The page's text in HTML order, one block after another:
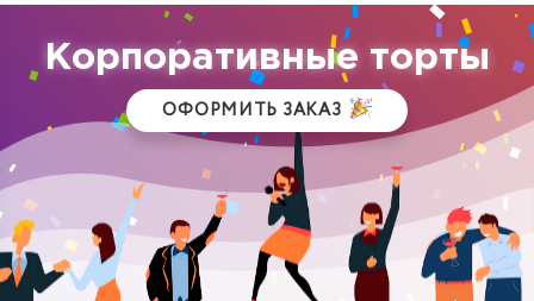
Корпоративные торты
ОФОРМИТЬ ЗАКАЗ